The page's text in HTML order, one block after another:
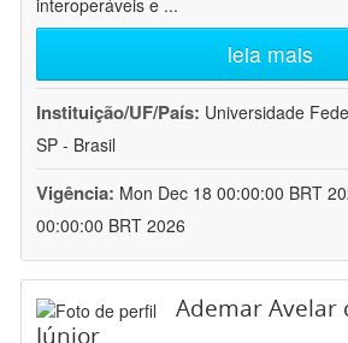
interoperáveis e ...
leia mais
Instituição/UF/País: Universidade
SP - Brasil
Vigência: Mon Dec 18 00:00:00 BRT
00:00:00 BRT 2026
Ademar Avelar
Júnior